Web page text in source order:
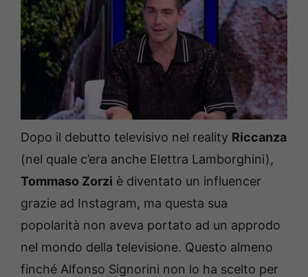
Dopo il debutto televisivo nel reality Riccanza
(nel quale c’era anche Elettra Lamborghini),
Tommaso Zorzi è diventato un influencer
grazie ad Instagram, ma questa sua
popolarità non aveva portato ad un approdo
nel mondo della televisione. Questo almeno
finché Alfonso Signorini non lo ha scelto per